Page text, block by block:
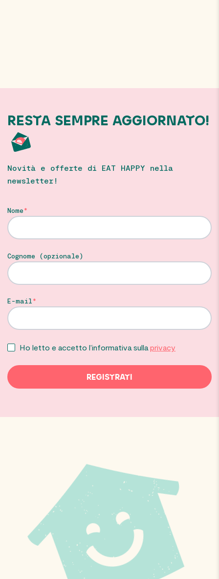
RESTA SEMPRE AGGIORNATO!
Novità e offerte di EAT HAPPY nella
newsletter!
Nome
Cognome (opzionale)
E-mail
Ho letto e accetto l’informativa sulla privacy